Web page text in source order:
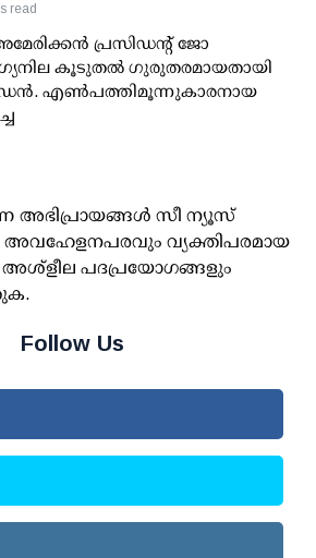
read
പ്രസിഡന്റ് ജോ
കൂടുതല്‍ ഗുരുതരമായതായി
എണ്‍പത്തിമൂന്നുകാരനായ
അഭിപ്രായങ്ങള്‍ സീ ന്യൂസ്
അവഹേളനപരവും വ്യക്തിപരമായ
പദപ്രയോഗങ്ങളും
Follow Us